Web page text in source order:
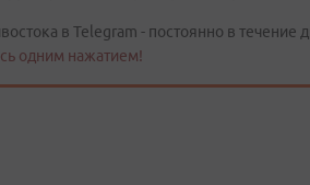
в Telegram - постоянно в течение
одним нажатием!